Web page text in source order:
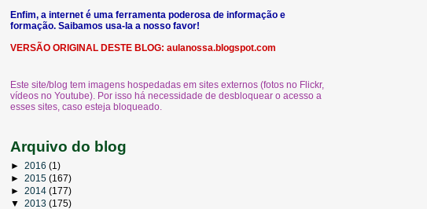
Enfim, a internet é uma ferramenta poderosa de informação e
formação. Saibamos usa-la a nosso favor!
VERSÃO ORIGINAL DESTE BLOG: aulanossa.blogspot.com
Este site/blog tem imagens hospedadas em sites externos (fotos no Flickr,
vídeos no Youtube). Por isso há necessidade de desbloquear o acesso a
esses sites, caso esteja bloqueado.
Arquivo do blog
► 2016 (1)
► 2015 (167)
► 2014 (177)
▼ 2013 (175)